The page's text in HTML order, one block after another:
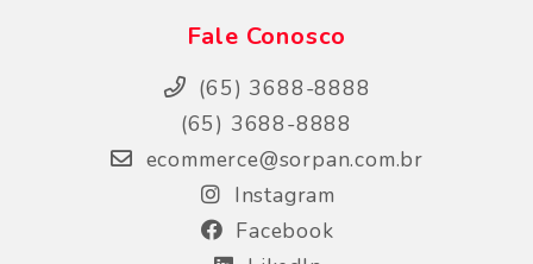
Fale Conosco
(65) 3688-8888
(65) 3688-8888
ecommerce@sorpan.com.br
Instagram
Facebook